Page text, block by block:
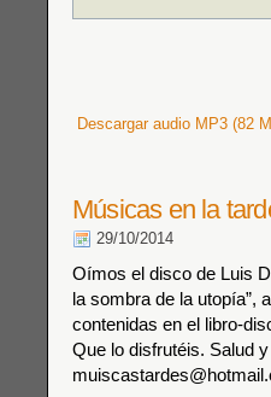
Descargar audio MP3 (82
Músicas en la
29/10/2014
Oímos el disco de Luis
la sombra de la utopía”,
contenidas en el libro-
Que lo disfrutéis. Salud